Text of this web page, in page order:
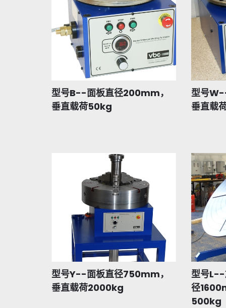
型号B--面板直径200mm，
垂直载荷50kg
型号
垂直载
型号Y--面板直径750mm，
垂直载荷2000kg
型号L--
径
500kg